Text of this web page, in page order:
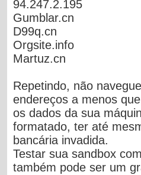
94.247.2.195
Gumblar.cn
D99q.cn
Orgsite.info
Martuz.cn
Repetindo, não
endereços a menos
os dados da sua
formatado, ter até
bancária invadida.
Testar sua sandbox
também pode ser um